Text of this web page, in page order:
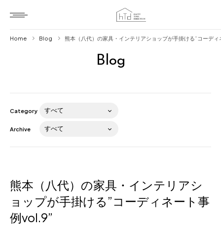
Blog
About us
Blog
Home Blog 熊本（八代）の家具・インテリアショップが手掛ける”コーデ
Category
Archive
熊本（八代）の家具・インテリアシ
ョップが手掛ける”コーディネート事
例vol.9”